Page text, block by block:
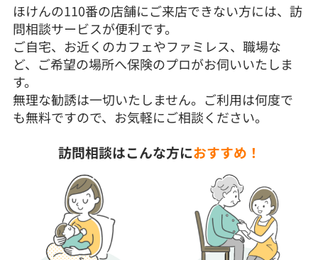
ほけんの110番の店舗にご来店できない方には、訪
問相談サービスが便利です。
ご自宅、お近くのカフェやファミレス、職場な
ど、ご希望の場所へ保険のプロがお伺いいたしま
す。
無理な勧誘は一切いたしません。ご利用は何度で
も無料ですので、お気軽にご相談ください。
訪問相談はこんな方におすすめ！